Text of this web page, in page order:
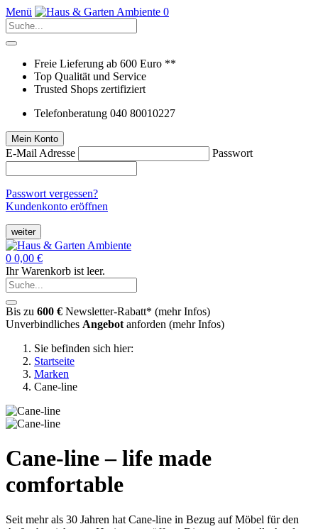
Menü 0
Freie Lieferung ab 600 Euro **
Top Qualität und Service
Trusted Shops zertifiziert
Telefonberatung 040 80010227
Mein Konto
E-Mail Adresse Passwort
Passwort vergessen?
Kundenkonto eröffnen
weiter
0 0,00 €
Ihr Warenkorb ist leer.
Bis zu 600 € Newsletter-Rabatt* (mehr Infos)
Unverbindliches Angebot anforden (mehr Infos)
Sie befinden sich hier:
Startseite
Marken
Cane-line
Cane-line – life made
comfortable
Seit mehr als 30 Jahren hat Cane-line in Bezug auf Möbel für den